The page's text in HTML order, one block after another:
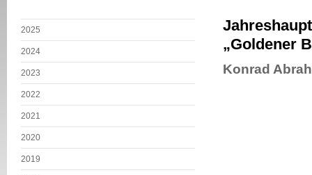
2025
2024
2023
2022
2021
2020
2019
„Goldener
Konrad